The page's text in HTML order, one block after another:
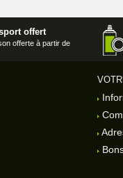
offert
offerte à partir de